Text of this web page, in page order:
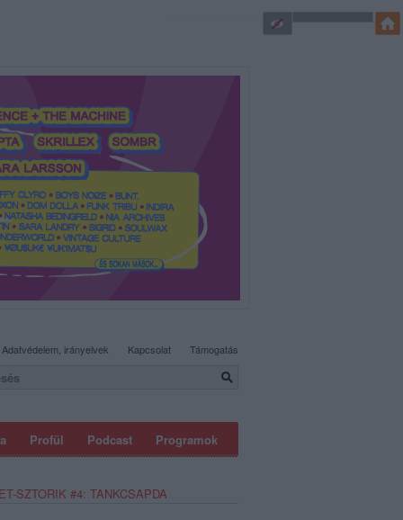
Profül Podcast Programok
Adatvédelem, irányelvek Kapcsolat Támogatás
SZTORIK #4: TANKCSAPDA
SÜTI BEÁLLÍTÁSOK MÓDOSÍTÁSA